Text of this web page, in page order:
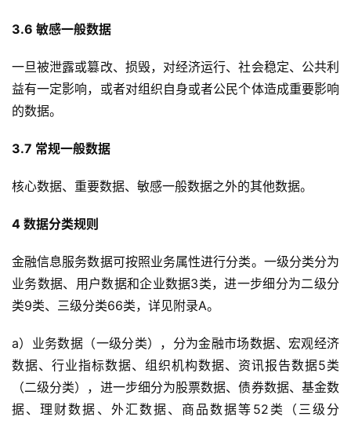
3.6 敏感一般数据
一旦被泄露或篡改、损毁，对经济运行、社会稳定、公共利
益有一定影响，或者对组织自身或者公民个体造成重要影响
的数据。
3.7 常规一般数据
核心数据、重要数据、敏感一般数据之外的其他数据。
4 数据分类规则
金融信息服务数据可按照业务属性进行分类。一级分类分为
业务数据、用户数据和企业数据3类，进一步细分为二级分
类9类、三级分类66类，详见附录A。
a）业务数据（一级分类），分为金融市场数据、宏观经济
数据、行业指标数据、组织机构数据、资讯报告数据5类
（二级分类），进一步细分为股票数据、债券数据、基金数
据、理财数据、外汇数据、商品数据等52类（三级分